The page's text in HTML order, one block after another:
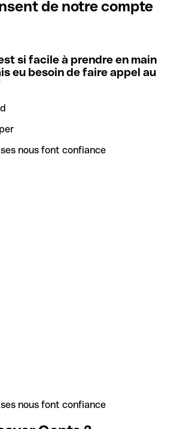
le code de l'une des succursales
du code SWIFT que vous devriez
développé un outil de recherche de
de banque.
de codes SWIFT. Ainsi, vous pouvez
codes SWIFT avant de réaliser vos
de notre compte
si facile à prendre en main
eu besoin de faire appel au
nous font confiance
nous font confiance